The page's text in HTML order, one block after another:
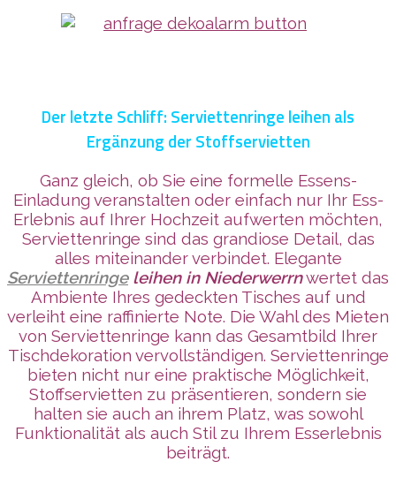
Der letzte Schliff: Serviettenringe leihen als
Ergänzung der Stoffservietten
Ganz gleich, ob Sie eine formelle Essens-
Einladung veranstalten oder einfach nur Ihr Ess-
Erlebnis auf Ihrer Hochzeit aufwerten möchten,
Serviettenringe sind das grandiose Detail, das
alles miteinander verbindet. Elegante
Serviettenringeleihen in Niederwerrnwertet das
Ambiente Ihres gedeckten Tisches auf und
verleiht eine raffinierte Note. Die Wahl des Mieten
von Serviettenringe kann das Gesamtbild Ihrer
Tischdekoration vervollständigen. Serviettenringe
bieten nicht nur eine praktische Möglichkeit,
Stoffservietten zu präsentieren, sondern sie
halten sie auch an ihrem Platz, was sowohl
Funktionalität als auch Stil zu Ihrem Esserlebnis
beiträgt.